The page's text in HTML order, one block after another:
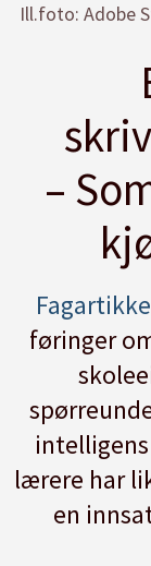
Ill.foto: Adobe
–
føringer
lærere har
en